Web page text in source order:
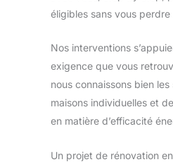
éligibles sans vous
Nos interventions
exigence que vous
nous connaissons bien
maisons individuelles et
en matière d’efficacité
Un projet de rénovation